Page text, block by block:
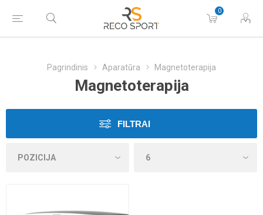
0
Pagrindinis Aparatūra Magnetoterapija
Magnetoterapija
FILTRAI